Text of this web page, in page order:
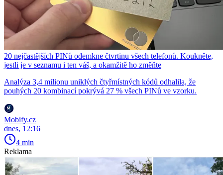
20 nejčastějších PINů odemkne čtvrtinu všech telefonů. Koukněte,
jestli je v seznamu i ten váš, a okamžitě ho změňte
Analýza 3,4 milionu uniklých čtyřmístných kódů odhalila, že
pouhých 20 kombinací pokrývá 27 % všech PINů ve vzorku.
Mobify.cz
dnes, 12:16
4 min
Reklama